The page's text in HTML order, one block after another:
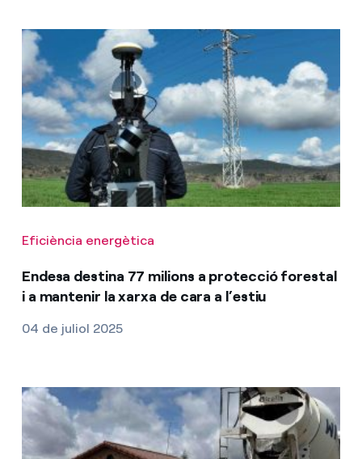
Eficiència energètica
Endesa destina 77 milions a protecció forestal
i a mantenir la xarxa de cara a l’estiu
04 de juliol 2025